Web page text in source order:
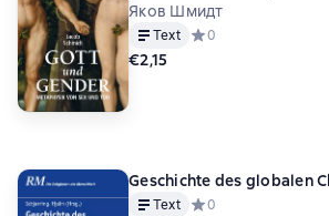
Яков Шмидт
Text Средний рейтинг 0
0
€2,15
Geschichte des globalen
Text Средний рейтинг 0
0